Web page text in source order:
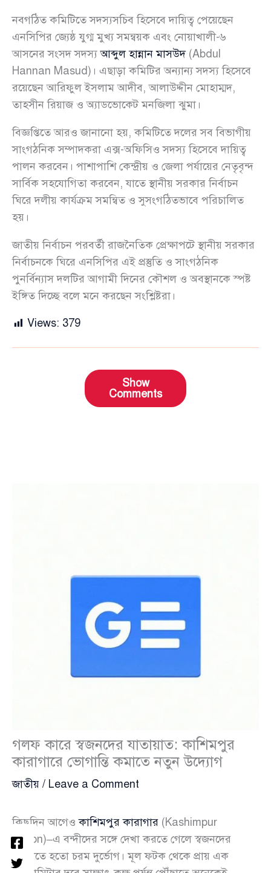
নবগঠিত কমিটিতে সদস্যসচিব হিসেবে দায়িত্ব পেয়েছেন
এনসিপির জ্যেষ্ঠ যুগ্ম মুখ্য সমন্বয়ক এবং নোয়াখালী-৬
আসনের সংসদ সদস্যআব্দুল হান্নান মাসউদ(Abdul
Hannan Masud)। এছাড়া কমিটির অন্যান্য সদস্য হিসেবে
রয়েছেন আরিফুল ইসলাম আদীব, আলাউদ্দীন মোহাম্মদ,
তাহসীন রিয়াজ ও অ্যাডভোকেট মনজিলা ঝুমা।
বিজ্ঞপ্তিতে আরও জানানো হয়, কমিটিতে দলের সব বিভাগীয়
সাংগঠনিক সম্পাদকরা এক্স-অফিসিও সদস্য হিসেবে দায়িত্ব
পালন করবেন। পাশাপাশি কেন্দ্রীয় ও জেলা পর্যায়ের নেতৃবৃন্দ
সার্বিক সহযোগিতা করবেন, যাতে স্থানীয় সরকার নির্বাচন
ঘিরে দলীয় কার্যক্রম সমন্বিত ও সুসংগঠিতভাবে পরিচালিত
হয়।
জাতীয় নির্বাচন পরবর্তী রাজনৈতিক প্রেক্ষাপটে স্থানীয় সরকার
নির্বাচনকে ঘিরে এনসিপির এই প্রস্তুতি ও সাংগঠনিক
পুনর্বিন্যাস দলটির আগামী দিনের কৌশল ও অবস্থানকে স্পষ্ট
ইঙ্গিত দিচ্ছে বলে মনে করছেন সংশ্লিষ্টরা।
Views: 379
Show
Comments
গলফ কারে স্বজনদের যাতায়াত: কাশিমপুর
কারাগারে ভোগান্তি কমাতে নতুন উদ্যোগ
জাতীয় / Leave a Comment
কিছুদিন আগেওকাশিমপুর কারাগার (Kashimpur
Prison)–এ বন্দীদের সঙ্গে দেখা করতে গেলে স্বজনদের
পোহাতে হতো চরম দুর্ভোগ। মূল ফটক থেকে প্রায় এক